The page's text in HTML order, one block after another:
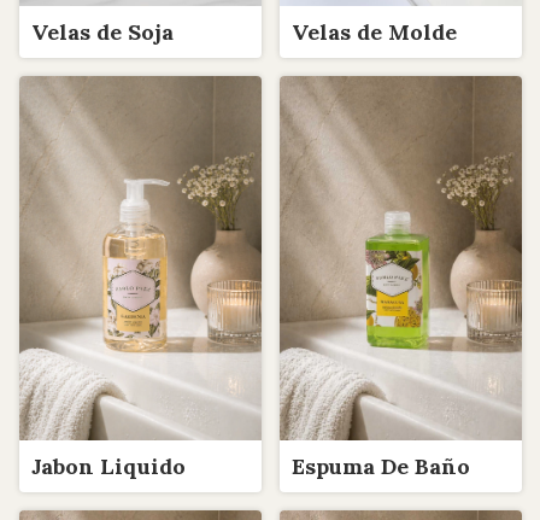
Velas de Soja Velas de Molde
Jabon Liquido Espuma De Baño